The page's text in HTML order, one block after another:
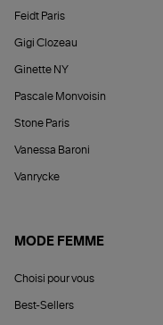
Feidt Paris
Gigi Clozeau
Ginette NY
Pascale Monvoisin
Stone Paris
Vanessa Baroni
Vanrycke
MODE FEMME
Choisi pour vous
Best-Sellers